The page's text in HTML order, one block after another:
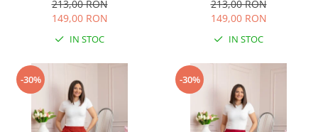
213,00 RON
149,00 RON
IN STOC
213,00 RON
149,00 RON
IN STOC
-30% -30%